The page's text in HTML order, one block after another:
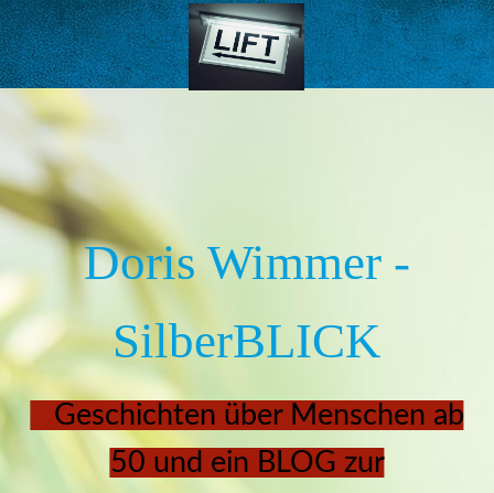
Doris Wimmer -
SilberBLICK
Geschichten über Menschen ab
50 und ein BLOG zur